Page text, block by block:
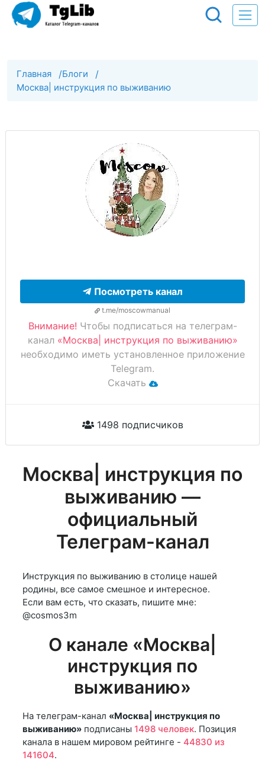
Главная /Блоги /
Москва| инструкция по выживанию
Посмотреть канал
t.me/moscowmanual
Внимание! Чтобы подписаться на телеграм-
канал «Москва| инструкция по выживанию»
необходимо иметь установленное приложение
Telegram.
Скачать
1498 подписчиков
Москва| инструкция по
выживанию —
официальный
Телеграм-канал
Инструкция по выживанию в столице нашей
родины, все самое смешное и интересное.
Если вам есть, что сказать, пишите мне:
@cosmos3m
О канале «Москва|
инструкция по
выживанию»
На телеграм-канал «Москва| инструкция по
выживанию» подписаны 1498 человек. Позиция
канала в нашем мировом рейтинге - 44830 из
141604.